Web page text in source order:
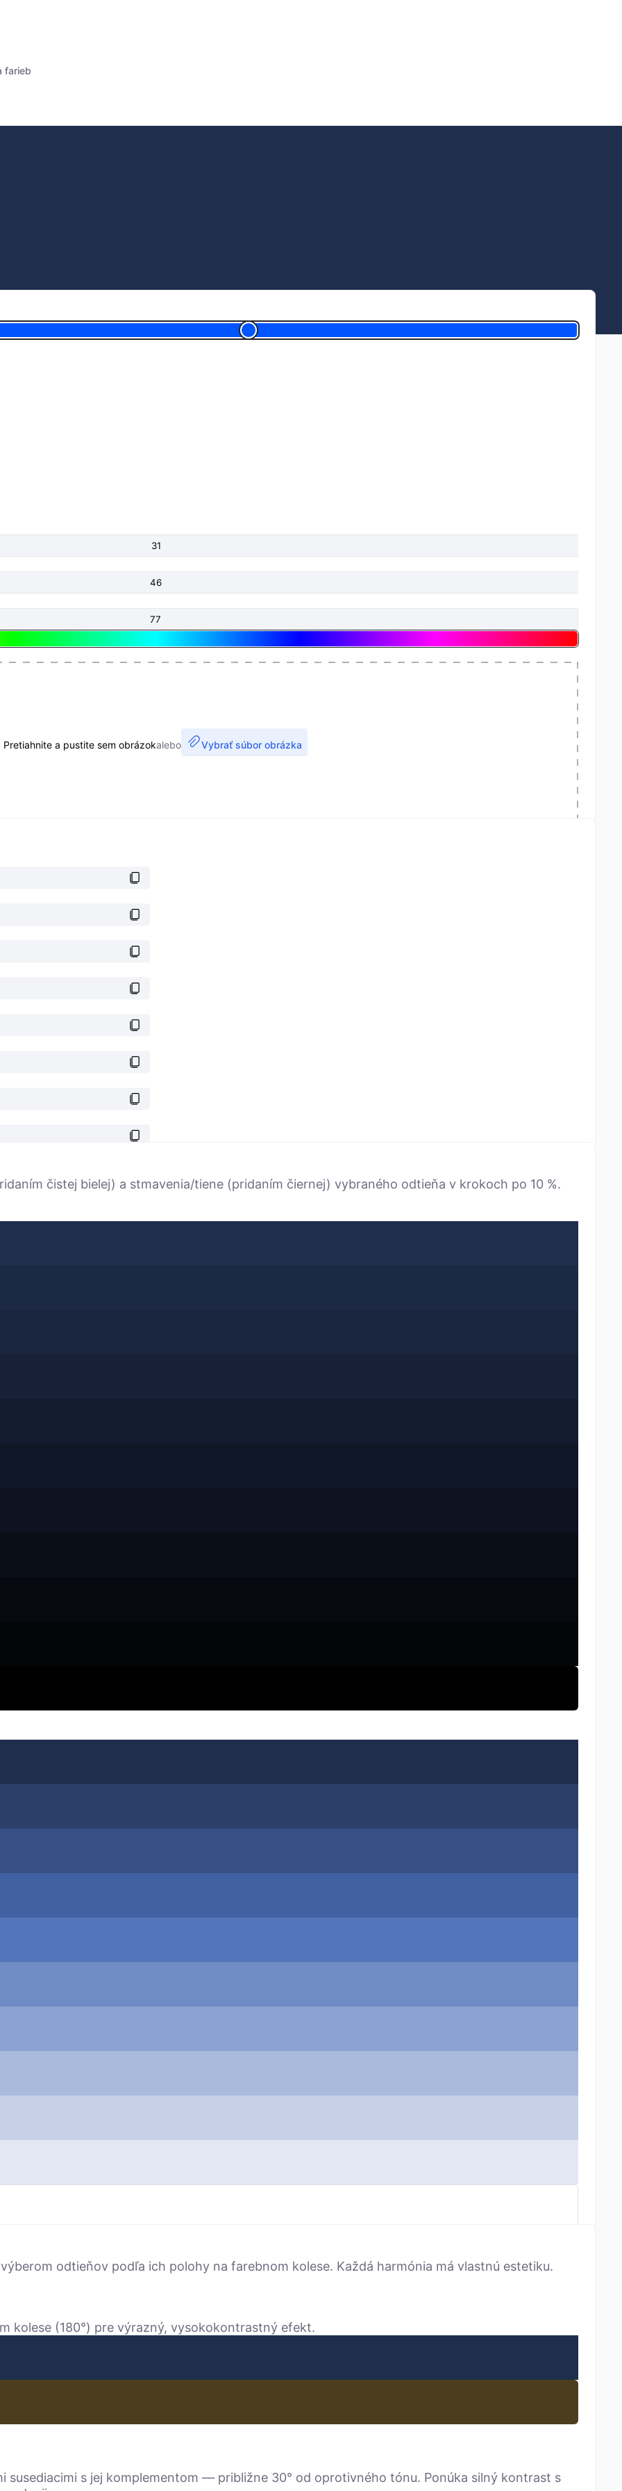
farieb
Pretiahnite a pustite sem obrázokalebo Vybrať súbor obrázka
čistej bielej) a stmavenia/tiene (pridaním čiernej) vybraného odtieňa v krokoch po 10 %.
odtieňov podľa ich polohy na farebnom kolese. Každá harmónia má vlastnú estetiku.
kolese (180°) pre výrazný, vysokokontrastný efekt.
susediacimi s jej komplementom — približne 30° od oprotivného tónu. Ponúka silný kontrast s